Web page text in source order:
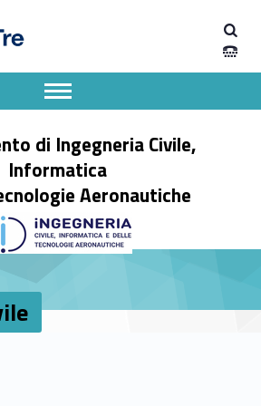
di Ingegneria Civile,
Informatica
Aeronautiche
Apri il menu secondario